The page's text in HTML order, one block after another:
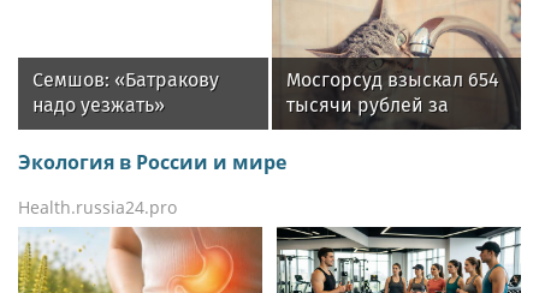
дольше, чем зимой
Семшов: «Батракову
надо уезжать»
Мосгорсуд взыскал 654
тысячи рублей за
залив квартиры из-за
открывшей кран кошки
Экология в России и мире
Health.russia24.pro